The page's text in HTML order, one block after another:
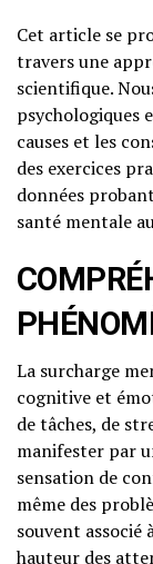
Cet article se
travers une
scientifique.
psychologiques
causes et les
des exercices
données
santé mentale
La surcharge
cognitive et
de tâches, de
manifester par
sensation de
même des
souvent associé
hauteur des